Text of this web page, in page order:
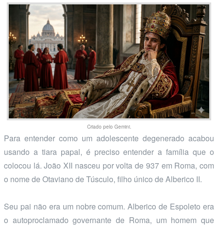
Criado pelo Gemini.
Para entender como um adolescente degenerado acabou
usando a tiara papal, é preciso entender a família que o
colocou lá. João XII nasceu por volta de 937 em Roma, com
o nome de Otaviano de Túsculo, filho único de Alberico II.
Seu pai não era um nobre comum. Alberico de Espoleto era
o autoproclamado governante de Roma, um homem que